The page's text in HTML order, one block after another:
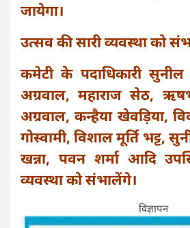
जायेगा।
उत्सव की सारी व्यवस्था को
कमेटी के पदाधिकारी
अग्रवाल, महाराज सेठ, ऋषभ
अग्रवाल, कन्हैया खेवड़िया,
गोस्वामी, विशाल मूर्ति भट्ट,
खन्ना, पवन शर्मा आदि
व्यवस्था को संभालेंगे।
विज्ञापन